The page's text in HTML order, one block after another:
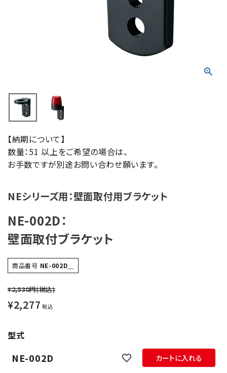
光音一体型
音/音声
LED照明
センサ機器
散光式警光灯
オプション
補修パーツ
製品選定の仕方
【納期について】
数量：51 以上をご希望の場合は、
お手数ですが別途お問い合わせ願います。
NEシリーズ用：壁面取付用ブラケット
NE-002D：
壁面取付ブラケット
商品番号 NE-002D＿
¥2,530円(税込)
¥2,277 税込
型式
NE-002D カートに入れる